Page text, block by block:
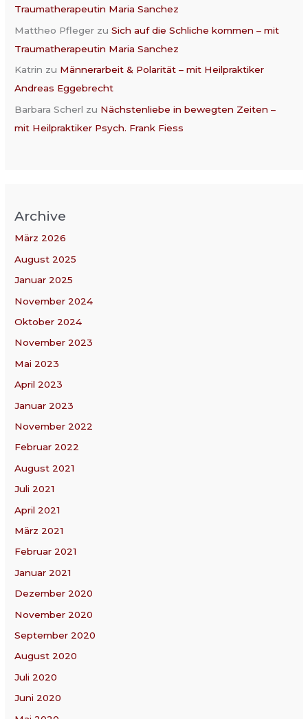
Traumatherapeutin Maria Sanchez
Mattheo Pfleger zuSich auf die Schliche kommen – mit
Traumatherapeutin Maria Sanchez
Katrin zu Männerarbeit & Polarität – mit Heilpraktiker
Andreas Eggebrecht
Barbara Scherl zu Nächstenliebe in bewegten Zeiten –
mit Heilpraktiker Psych. Frank Fiess
Archive
März 2026
August 2025
Januar 2025
November 2024
Oktober 2024
November 2023
Mai 2023
April 2023
Januar 2023
November 2022
Februar 2022
August 2021
Juli 2021
April 2021
März 2021
Februar 2021
Januar 2021
Dezember 2020
November 2020
September 2020
August 2020
Juli 2020
Juni 2020